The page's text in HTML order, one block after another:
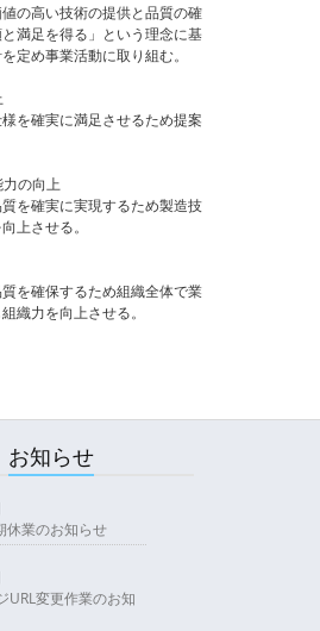
値の高い技術の提供と品質の確
満足を得る」という理念に基
定め事業活動に取り組む。
を確実に満足させるため提案
の向上
を確実に実現するため製造技
上させる。
を確保するため組織全体で業
織力を向上させる。
お知らせ
休業のお知らせ
URL変更作業のお知